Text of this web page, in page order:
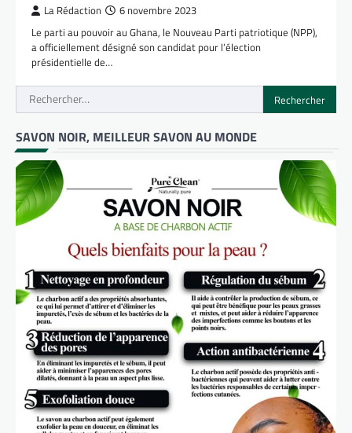
La Rédaction 6 novembre 2023
Le parti au pouvoir au Ghana, le Nouveau Parti patriotique (NPP),
a officiellement désigné son candidat pour l’élection
présidentielle de…
Rechercher :
SAVON NOIR, MEILLEUR SAVON AU MONDE